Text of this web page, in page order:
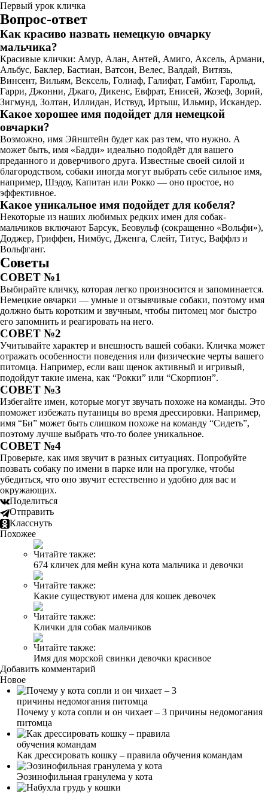
Первый урок кличка
Вопрос-ответ
Как красиво назвать немецкую овчарку
мальчика?
Красивые клички: Амур, Алан, Антей, Амиго, Аксель, Армани,
Альбус, Баклер, Бастиан, Ватсон, Велес, Валдай, Витязь,
Винсент, Вильям, Вексель, Голиаф, Галифат, Гамбит, Гарольд,
Гарри, Джонни, Джаго, Дикенс, Евфрат, Енисей, Жозеф, Зорий,
Зигмунд, Золтан, Иллидан, Иствуд, Иртыш, Ильмир, Искандер.
Какое хорошее имя подойдет для немецкой
овчарки?
Возможно, имя Эйнштейн будет как раз тем, что нужно. А
может быть, имя «Бадди» идеально подойдёт для вашего
преданного и доверчивого друга. Известные своей силой и
благородством, собаки иногда могут выбрать себе сильное имя,
например, Шэдоу, Капитан или Рокко — оно простое, но
эффективное.
Какое уникальное имя подойдет для кобеля?
Некоторые из наших любимых редких имен для собак-
мальчиков включают Барсук, Беовульф (сокращенно «Вольфи»),
Доджер, Гриффен, Нимбус, Дженга, Слейт, Титус, Ваффлз и
Вольфганг.
Советы
СОВЕТ №1
Выбирайте кличку, которая легко произносится и запоминается.
Немецкие овчарки — умные и отзывчивые собаки, поэтому имя
должно быть коротким и звучным, чтобы питомец мог быстро
его запомнить и реагировать на него.
СОВЕТ №2
Учитывайте характер и внешность вашей собаки. Кличка может
отражать особенности поведения или физические черты вашего
питомца. Например, если ваш щенок активный и игривый,
подойдут такие имена, как “Рокки” или “Скорпион”.
СОВЕТ №3
Избегайте имен, которые могут звучать похоже на команды. Это
поможет избежать путаницы во время дрессировки. Например,
имя “Би” может быть слишком похоже на команду “Сидеть”,
поэтому лучше выбрать что-то более уникальное.
СОВЕТ №4
Проверьте, как имя звучит в разных ситуациях. Попробуйте
позвать собаку по имени в парке или на прогулке, чтобы
убедиться, что оно звучит естественно и удобно для вас и
окружающих.
Поделиться
Отправить
Класснуть
Похожее
Читайте также:
674 кличек для мейн куна кота мальчика и девочки
Читайте также:
Какие существуют имена для кошек девочек
Читайте также:
Клички для собак мальчиков
Читайте также:
Имя для морской свинки девочки красивое
Добавить комментарий
Новое
Почему у кота сопли и он чихает – 3 причины недомогания
питомца
Как дрессировать кошку – правила обучения командам
Эозинофильная гранулема у кота